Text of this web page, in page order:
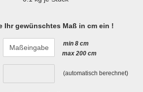
Ihr gewünschtes Maß in cm ein !
min 8 cm
max 200 cm
(automatisch berechnet)